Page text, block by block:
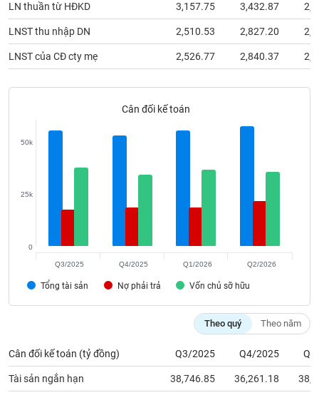
LN thuần từ HĐKD 3,157.75 3,432.87
LNST thu nhập DN 2,510.53 2,827.20
LNST của CĐ cty mẹ 2,526.77 2,840.37
Cân đối kế toán
Tổng tài sản Nợ phải trả Vốn chủ sỡ hữu
0
25k
50k
Q3/2025 Q4/2025 Q1/2026 Q2/2026
Theo quý Theo năm
Cân đối kế toán (tỷ đồng) Q3/2025 Q4/2025
Tài sản ngắn hạn 38,746.85 36,261.18
Thuật
ngữ
(-)
Dịch
Sách
cụ
đầu
tư